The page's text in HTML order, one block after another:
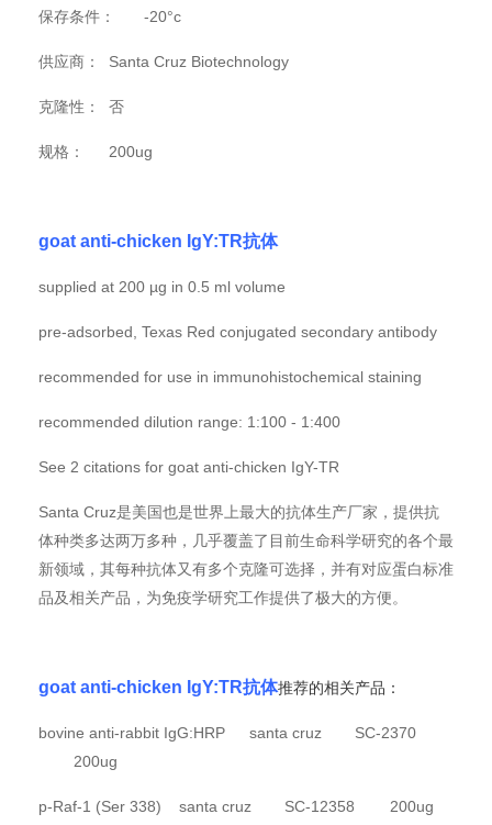
保存条件： -20°c
供应商： Santa Cruz Biotechnology
克隆性： 否
规格： 200ug
goat anti-chicken IgY:TR抗体
supplied at 200 µg in 0.5 ml volume
pre-adsorbed, Texas Red conjugated secondary antibody
recommended for use in immunohistochemical staining
recommended dilution range: 1:100 - 1:400
See 2 citations for goat anti-chicken IgY-TR
Santa Cruz是美国也是世界上最大的抗体生产厂家，提供抗
体种类多达两万多种，几乎覆盖了目前生命科学研究的各个最
新领域，其每种抗体又有多个克隆可选择，并有对应蛋白标准
品及相关产品，为免疫学研究工作提供了极大的方便。
goat anti-chicken IgY:TR抗体推荐的相关产品：
bovine anti-rabbit IgG:HRP santa cruz
SC-2370
200ug
p-Raf-1 (Ser 338) santa cruz SC-12358 200ug